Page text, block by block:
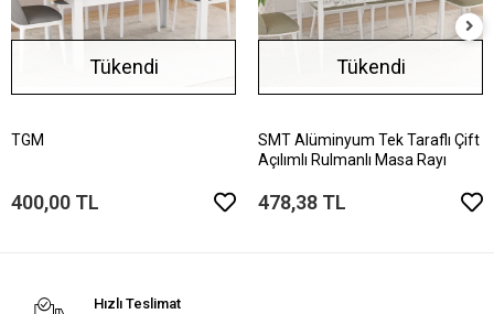
Tükendi
TGM
400,00 TL
Tükendi
SMT Alüminyum Tek Taraflı Çift
Açılımlı Rulmanlı Masa Rayı
478,38 TL
Hızlı Teslimat